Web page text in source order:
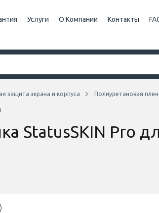
Услуги О Компании Контакты
защита экрана и корпуса Полиуретановая
StatusSKIN Pro